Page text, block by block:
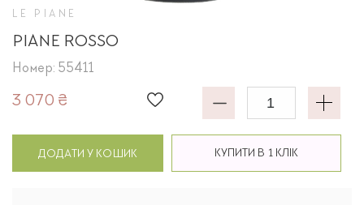
LE PIANE
PIANE ROSSO
Номер: 55411
3 070 ₴
ДОДАТИ У КОШИК КУПИТИ В 1 КЛІК